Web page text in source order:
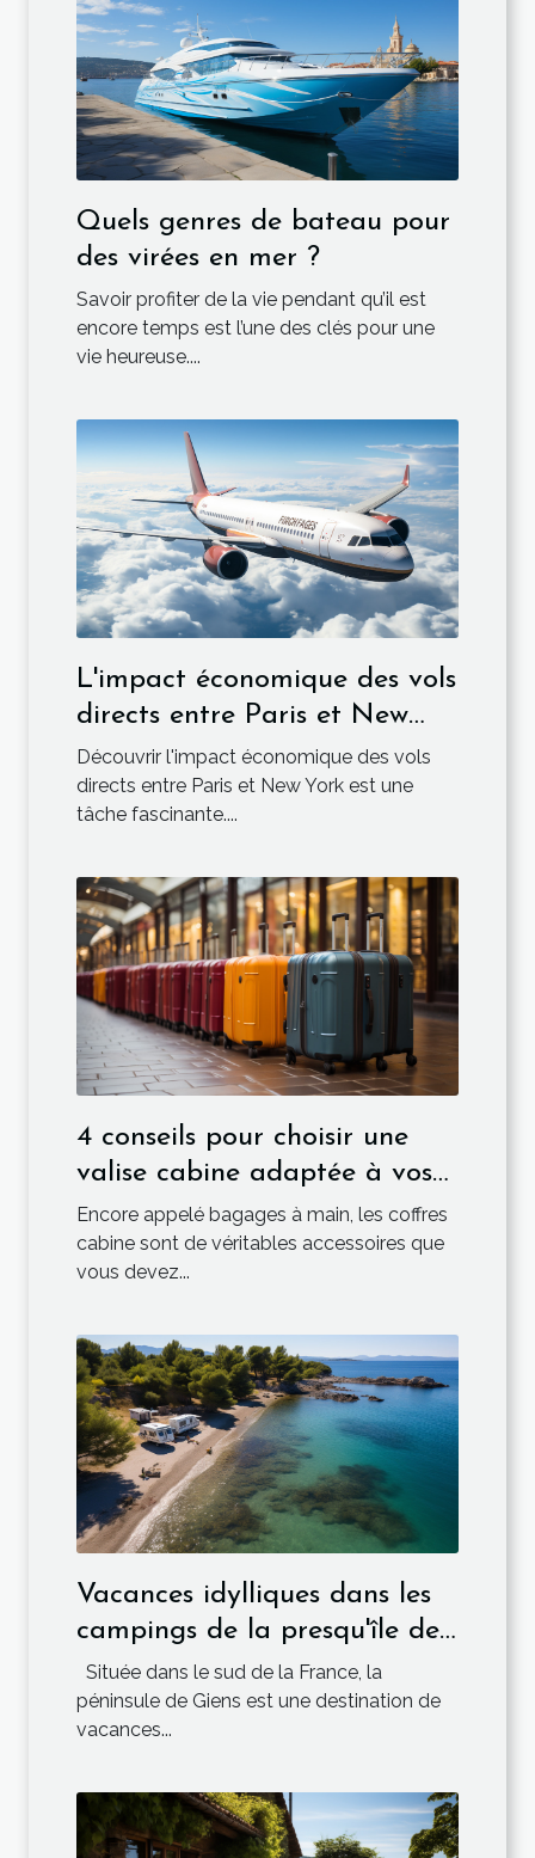
Quels genres de bateau pour
des virées en mer ?
Savoir profiter de la vie pendant qu’il est
encore temps est l’une des clés pour une
vie heureuse....
L'impact économique des vols
directs entre Paris et New
York
Découvrir l'impact économique des vols
directs entre Paris et New York est une
tâche fascinante....
4 conseils pour choisir une
valise cabine adaptée à vos
besoins de voyage
Encore appelé bagages à main, les coffres
cabine sont de véritables accessoires que
vous devez...
Vacances idylliques dans les
campings de la presqu'île de
Giens
Située dans le sud de la France, la
péninsule de Giens est une destination de
vacances...